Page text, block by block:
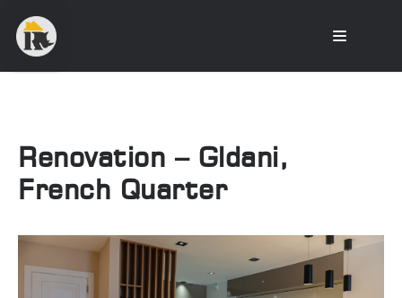
Renovation – Gldani,
French Quarter